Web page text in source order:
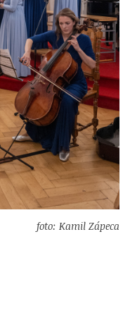
foto: Kamil Zápeca